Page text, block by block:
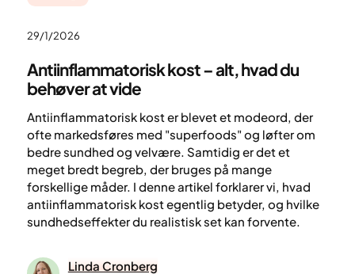
29/1/2026
Antiinflammatorisk kost – alt, hvad du
behøver at vide
Antiinflammatorisk kost er blevet et modeord, der
ofte markedsføres med "superfoods" og løfter om
bedre sundhed og velvære. Samtidig er det et
meget bredt begreb, der bruges på mange
forskellige måder. I denne artikel forklarer vi, hvad
antiinflammatorisk kost egentlig betyder, og hvilke
sundhedseffekter du realistisk set kan forvente.
Linda Cronberg